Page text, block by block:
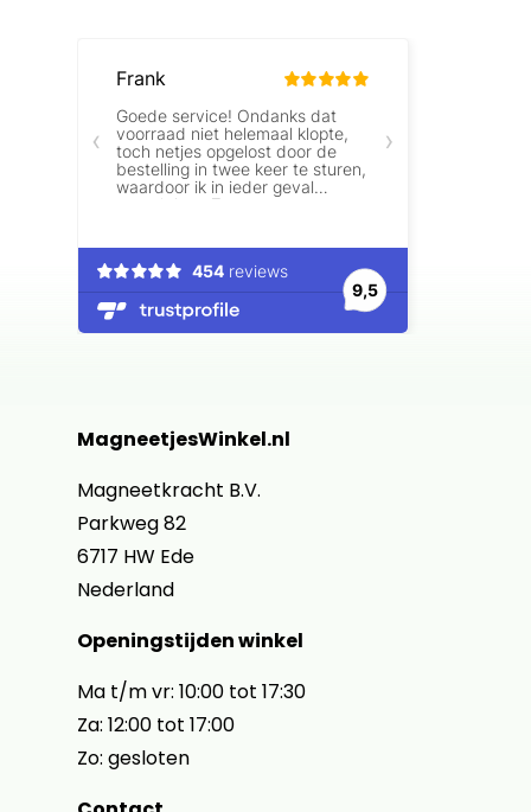
MagneetjesWinkel.nl
Magneetkracht B.V.
Parkweg 82
6717 HW Ede
Nederland
Openingstijden winkel
Ma t/m vr: 10:00 tot 17:30
Za: 12:00 tot 17:00
Zo: gesloten